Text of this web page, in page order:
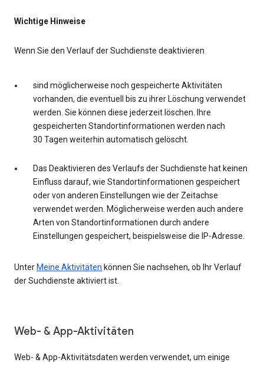
Wichtige Hinweise
Wenn Sie den Verlauf der Suchdienste deaktivieren
sind möglicherweise noch gespeicherte Aktivitäten
vorhanden, die eventuell bis zu ihrer Löschung verwendet
werden. Sie können diese jederzeit löschen. Ihre
gespeicherten Standortinformationen werden nach
30 Tagen weiterhin automatisch gelöscht.
Das Deaktivieren des Verlaufs der Suchdienste hat keinen
Einfluss darauf, wie Standortinformationen gespeichert
oder von anderen Einstellungen wie der Zeitachse
verwendet werden. Möglicherweise werden auch andere
Arten von Standortinformationen durch andere
Einstellungen gespeichert, beispielsweise die IP-Adresse.
Unter Meine Aktivitäten können Sie nachsehen, ob Ihr Verlauf
der Suchdienste aktiviert ist.
Web- & App-Aktivitäten
Web- & App-Aktivitätsdaten werden verwendet, um einige